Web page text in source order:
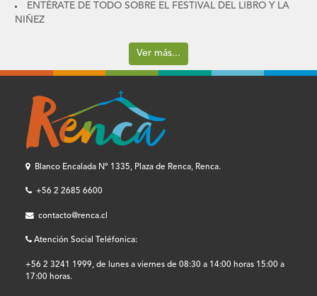
ENTÉRATE DE TODO SOBRE EL FESTIVAL DEL LIBRO Y LA
NIÑEZ
Ver más...
Blanco Encalada Nº 1335, Plaza de Renca, Renca.
+56 2 2685 6600
contacto@renca.cl
Atención Social Teléfonica:
+56 2 3241 1999, de lunes a viernes de 08:30 a 14:00 horas 15:00 a
17:00 horas.